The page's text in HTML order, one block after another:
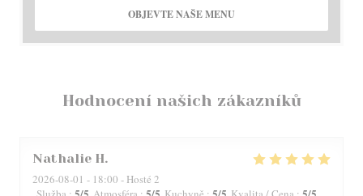
Hodnocení našich zákazníků
Nathalie H
2026-08-01 - 18:00 - Hosté 2
OBJEVTE NAŠE MENU